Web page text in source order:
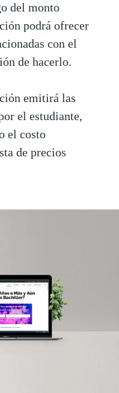
del monto
podrá ofrecer
con el
de hacerlo.
emitirá las
el estudiante,
el costo
de precios